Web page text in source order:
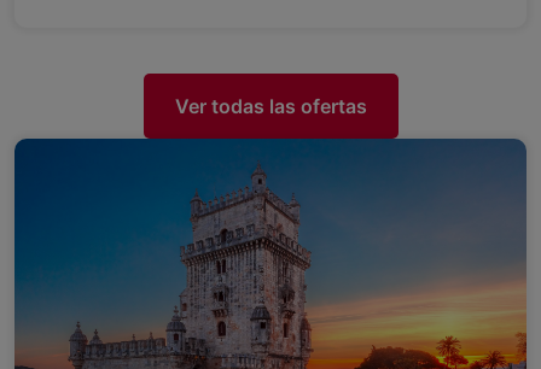
Ver todas las ofertas